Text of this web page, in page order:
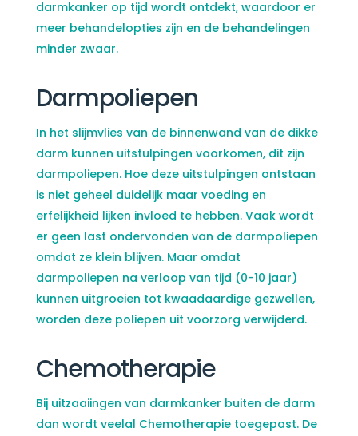
darmkanker op tijd wordt ontdekt, waardoor er
meer behandelopties zijn en de behandelingen
minder zwaar.
Darmpoliepen
In het slijmvlies van de binnenwand van de dikke
darm kunnen uitstulpingen voorkomen, dit zijn
darmpoliepen. Hoe deze uitstulpingen ontstaan
is niet geheel duidelijk maar voeding en
erfelijkheid lijken invloed te hebben. Vaak wordt
er geen last ondervonden van de darmpoliepen
omdat ze klein blijven. Maar omdat
darmpoliepen na verloop van tijd (0-10 jaar)
kunnen uitgroeien tot kwaadaardige gezwellen,
worden deze poliepen uit voorzorg verwijderd.
Chemotherapie
Bij uitzaaiingen van darmkanker buiten de darm
dan wordt veelal Chemotherapie toegepast. De